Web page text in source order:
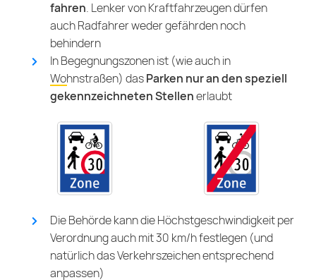
fahren. Lenker von Kraftfahrzeugen dürfen
auch Radfahrer weder gefährden noch
behindern
In Begegnungszonen ist (wie auch in
Wohnstraßen) dasParken nur an den speziell
gekennzeichneten Stellenerlaubt
Die Behörde kann die Höchstgeschwindigkeit per
Verordnung auch mit 30 km/h festlegen (und
natürlich das Verkehrszeichen entsprechend
anpassen)